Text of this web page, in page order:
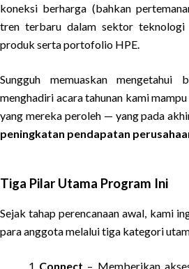
koneksi berharga (bahkan
tren terbaru dalam sektor
produk serta portofolio HPE.
Sungguh memuaskan
menghadiri acara tahunan kami
yang mereka peroleh — yang pada
peningkatan pendapatan
Tiga Pilar Utama Program Ini
Sejak tahap perencanaan awal, kami
para anggota melalui tiga kategori
Connect – Memberikan